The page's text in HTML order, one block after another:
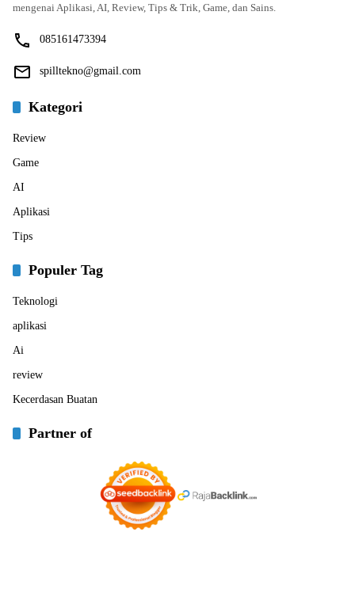
mengenai Aplikasi, AI, Review, Tips & Trik, Game, dan Sains.
085161473394
spilltekno@gmail.com
Kategori
Review
Game
AI
Aplikasi
Tips
Populer Tag
Teknologi
aplikasi
Ai
review
Kecerdasan Buatan
Partner of